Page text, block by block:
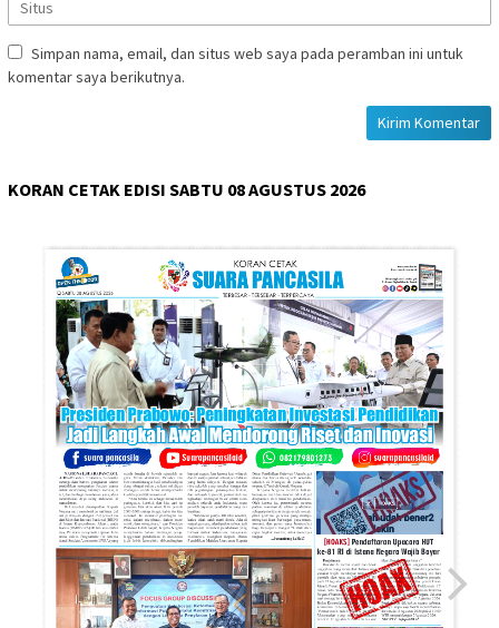
Simpan nama, email, dan situs web saya pada peramban ini untuk
komentar saya berikutnya.
KORAN CETAK EDISI SABTU 08 AGUSTUS 2026